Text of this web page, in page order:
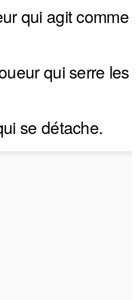
qui agit comme
qui serre les
se détache.